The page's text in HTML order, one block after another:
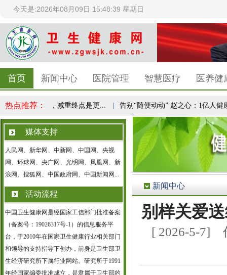
今天是:2026年08月09日 15:48:39 星期日
首页 新闻中心 医院管理 智慧医疗 医养健
热点推荐：
民健康共识，减重终点是更... | 告别“随便动动” 赵之心：1亿人健康
媒体支持
人民网、新华网、中新网、中国网、央视
网、环球网、央广网、光明网、凤凰网、新
浪网、搜狐网、中国政府网、中国新闻网...
活动流程
中国卫生健康网是经国家工信部门批准备案
（备案号：19026317号-1）的信息服务平
台，于2010年在国家卫生健康行业相关部门
和领导的支持指导下创办，前身是卫生部卫
生经济研究所下属行业网站。研究所于1991
年经国家编委批准成立，是隶属于卫生部的
新闻中心
别样关爱
[ 2026-5-7]